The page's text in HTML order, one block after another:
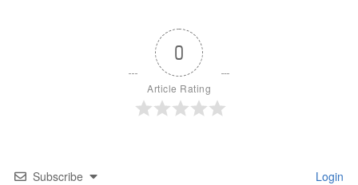
0
Article Rating
Subscribe Login